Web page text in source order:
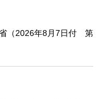
省（2026年8月7日付 第